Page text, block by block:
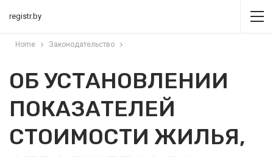
registr.by
Home Законодательство
ОБ УСТАНОВЛЕНИИ
ПОКАЗАТЕЛЕЙ
СТОИМОСТИ ЖИЛЬЯ,